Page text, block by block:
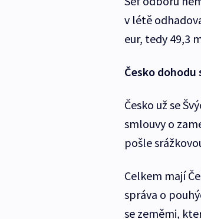
v létě
eur, tedy 49,3
Česko dohodu
Česko už se
smlouvy o
pošle
Celkem mají
správa o
se zeměmi,